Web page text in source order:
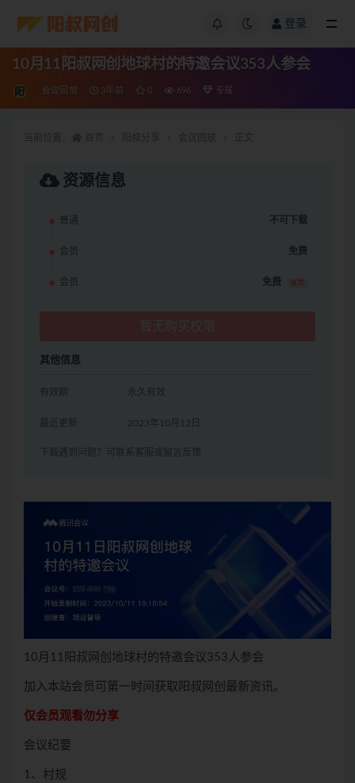
登录
10月11阳叔网创地球村的特邀会议353人参会
会议回放 3年前 0 696 专属
资源信息
普通 不可下载
会员 免费
会员 免费 推荐
其他信息
有效期 永久有效
最近更新 2023年10月12日
下载遇到问题？可联系客服或留言反馈
10月11阳叔网创地球村的特邀会议353人参会
加入本站会员可第一时间获取阳叔网创最新资讯。
仅会员观看勿分享
会议纪要
1、村规